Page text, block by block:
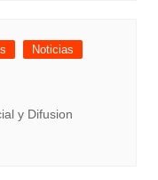
Noticias
y Difusion